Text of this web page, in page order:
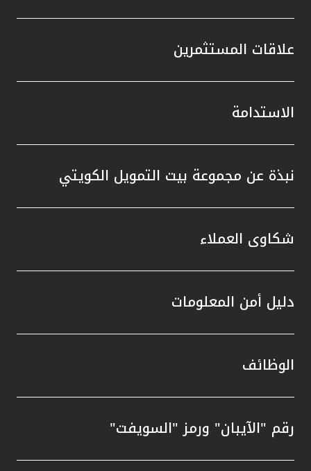
علاقات المستثمرين
الاستدامة
نبذة عن مجموعة بيت التمويل الكويتي
شكاوى العملاء
دليل أمن المعلومات
الوظائف
رقم "الآيبان" ورمز "السويفت"